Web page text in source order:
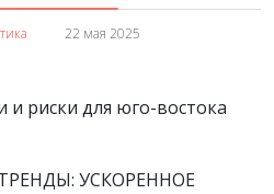
22 мая 2025
и риски для юго-востока
УСКОРЕННОЕ